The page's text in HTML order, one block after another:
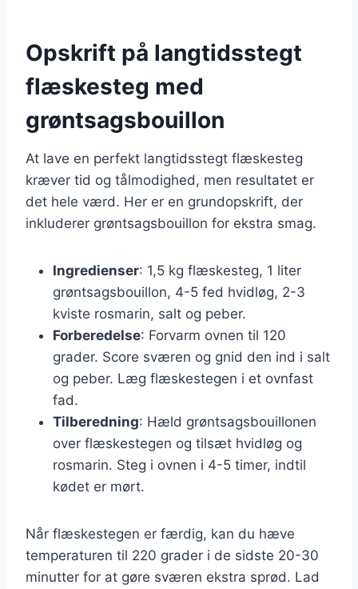
Opskrift på langtidsstegt
flæskesteg med
grøntsagsbouillon
At lave en perfekt langtidsstegt flæskesteg
kræver tid og tålmodighed, men resultatet er
det hele værd. Her er en grundopskrift, der
inkluderer grøntsagsbouillon for ekstra smag.
Ingredienser: 1,5 kg flæskesteg, 1 liter
grøntsagsbouillon, 4-5 fed hvidløg, 2-3
kviste rosmarin, salt og peber.
Forberedelse: Forvarm ovnen til 120
grader. Score sværen og gnid den ind i salt
og peber. Læg flæskestegen i et ovnfast
fad.
Tilberedning: Hæld grøntsagsbouillonen
over flæskestegen og tilsæt hvidløg og
rosmarin. Steg i ovnen i 4-5 timer, indtil
kødet er mørt.
Når flæskestegen er færdig, kan du hæve
temperaturen til 220 grader i de sidste 20-30
minutter for at gøre sværen ekstra sprød. Lad